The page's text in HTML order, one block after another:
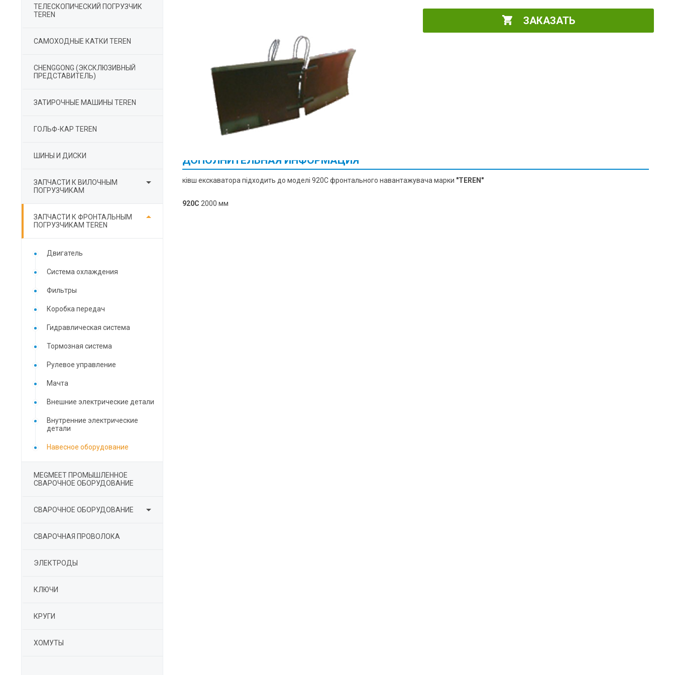
ТЕЛЕСКОПИЧЕСКИЙ ПОГРУЗЧИК
TEREN
САМОХОДНЫЕ КАТКИ TEREN
СHENGGONG (ЭКСКЛЮЗИВНЫЙ
ПРЕДСТАВИТЕЛЬ)
ЗАТИРОЧНЫЕ МАШИНЫ TEREN
ГОЛЬФ-КАР TEREN
ШИНЫ И ДИСКИ
ЗАПЧАСТИ К ВИЛОЧНЫМ
ПОГРУЗЧИКАМ

ЗАПЧАСТИ К ФРОНТАЛЬНЫМ
ПОГРУЗЧИКАМ TEREN

Двигатель
Система охлаждения
Фильтры
Коробка передач
Гидравлическая система
Тормозная система
Рулевое управление
Мачта
Внешние электрические детали
Внутренние электрические
детали
Навесное оборудование
MEGMEET ПРОМЫШЛЕННОЕ
СВАРОЧНОЕ ОБОРУДОВАНИЕ
СВАРОЧНОЕ ОБОРУДОВАНИЕ 
СВАРОЧНАЯ ПРОВОЛОКА
ЭЛЕКТРОДЫ
КЛЮЧИ
КРУГИ
ХОМУТЫ
ЗАКАЗАТЬ
ДОПОЛНИТЕЛЬНАЯ ИНФОРМАЦИЯ
ківш екскаватора підходить до моделі 920С фронтального навантажувача марки "TEREN"
920С 2000 мм